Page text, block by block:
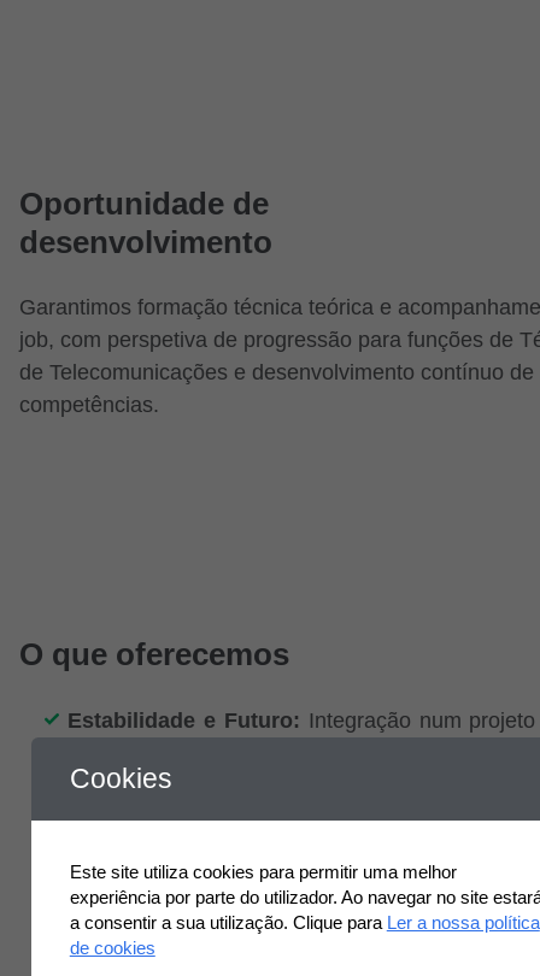
Oportunidade de
desenvolvimento
Garantimos formação técnica teórica e
job, com perspetiva de progressão para funções de
de Telecomunicações e desenvolvimento contínuo de
competências.
O que oferecemos
Estabilidade e Futuro: Integração num
Pacote Salarial Atrativo:
experiência demonstrada e competências
Ferramentas de Trabalho: Disponibilização
necessários ao desempenho da função,
equipamentos de apoio à atividade no
deslocações asseguradas em viatura da
Cookies
Este site utiliza cookies para permitir uma melhor
experiência por parte do utilizador. Ao navegar no site
a consentir a sua utilização. Clique para Ler a nossa política
de cookies